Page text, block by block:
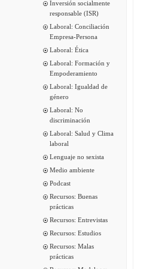
Inversión socialmente
responsable (ISR)
Laboral: Conciliación
Empresa-Persona
Laboral: Ética
Laboral: Formación y
Empoderamiento
Laboral: Igualdad de
género
Laboral: No
discriminación
Laboral: Salud y Clima
laboral
Lenguaje no sexista
Medio ambiente
Podcast
Recursos: Buenas
prácticas
Recursos: Entrevistas
Recursos: Estudios
Recursos: Malas
prácticas